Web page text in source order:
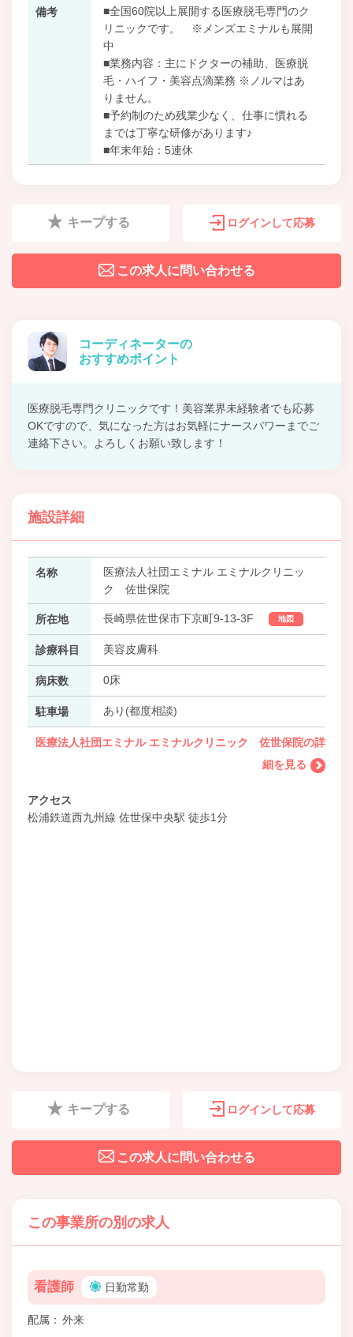
備考
■全国60院以上展開する医療脱毛専門のク
リニックです。 ※メンズエミナルも展開
中
■業務内容：主にドクターの補助、医療脱
毛・ハイフ・美容点滴業務 ※ノルマはあ
りません。
■予約制のため残業少なく、仕事に慣れる
までは丁寧な研修があります♪
■年末年始：5連休
キープする ログインして応募
この求人に問い合わせる
コーディネーターの
おすすめポイント
医療脱毛専門クリニックです！美容業界未経験者でも応募
OKですので、気になった方はお気軽にナースパワーまでご
連絡下さい。よろしくお願い致します！
施設詳細
名称
医療法人社団エミナル エミナルクリニッ
ク 佐世保院
所在地 長崎県佐世保市下京町9-13-3F 地図
診療科目 美容皮膚科
病床数 0床
駐車場 あり(都度相談)
医療法人社団エミナル エミナルクリニック 佐世保院の詳
細を見る
アクセス
松浦鉄道西九州線 佐世保中央駅 徒歩1分
キープする ログインして応募
この求人に問い合わせる
この事業所の別の求人
看護師 日勤常勤
配属
外来